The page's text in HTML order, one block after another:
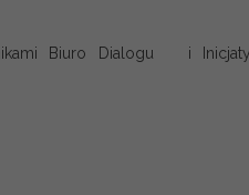
Biuro Dialogu i